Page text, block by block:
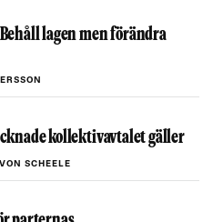
lagen men förändra
kollektivavtalet gäller
SCHEELE